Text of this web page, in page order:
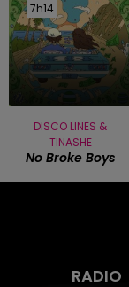
7h14
7h14
DISCO LINES &
TINASHE
No Broke Boys
RADIO